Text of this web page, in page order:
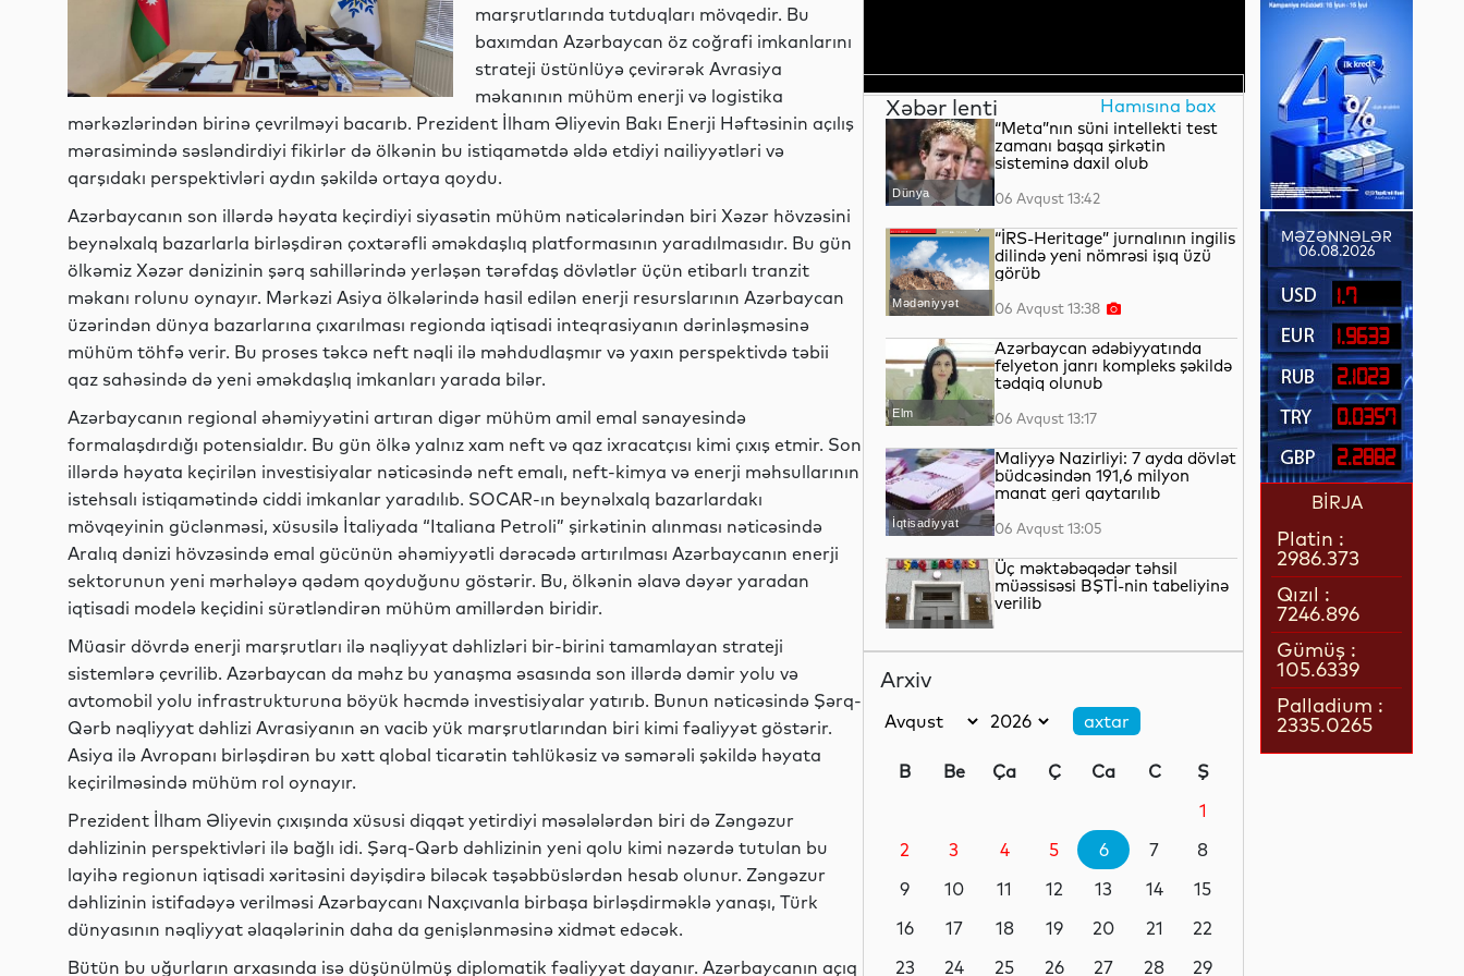
marşrutlarında tutduqları mövqedir. Bu
baxımdan Azərbaycan öz coğrafi imkanlarını
strateji üstünlüyə çevirərək Avrasiya
məkanının mühüm enerji və logistika
mərkəzlərindən birinə çevrilməyi bacarıb. Prezident İlham Əliyevin Bakı Enerji Həftəsinin açılış
mərasimində səsləndirdiyi fikirlər də ölkənin bu istiqamətdə əldə etdiyi nailiyyətləri və
qarşıdakı perspektivləri aydın şəkildə ortaya qoydu.
Azərbaycanın son illərdə həyata keçirdiyi siyasətin mühüm nəticələrindən biri Xəzər hövzəsini
beynəlxalq bazarlarla birləşdirən çoxtərəfli əməkdaşlıq platformasının yaradılmasıdır. Bu gün
ölkəmiz Xəzər dənizinin şərq sahillərində yerləşən tərəfdaş dövlətlər üçün etibarlı tranzit
məkanı rolunu oynayır. Mərkəzi Asiya ölkələrində hasil edilən enerji resurslarının Azərbaycan
üzərindən dünya bazarlarına çıxarılması regionda iqtisadi inteqrasiyanın dərinləşməsinə
mühüm töhfə verir. Bu proses təkcə neft nəqli ilə məhdudlaşmır və yaxın perspektivdə təbii
qaz sahəsində də yeni əməkdaşlıq imkanları yarada bilər.
Azərbaycanın regional əhəmiyyətini artıran digər mühüm amil emal sənayesində
formalaşdırdığı potensialdır. Bu gün ölkə yalnız xam neft və qaz ixracatçısı kimi çıxış etmir. Son
illərdə həyata keçirilən investisiyalar nəticəsində neft emalı, neft-kimya və enerji məhsullarının
istehsalı istiqamətində ciddi imkanlar yaradılıb. SOCAR-ın beynəlxalq bazarlardakı
mövqeyinin güclənməsi, xüsusilə İtaliyada “Italiana Petroli” şirkətinin alınması nəticəsində
Aralıq dənizi hövzəsində emal gücünün əhəmiyyətli dərəcədə artırılması Azərbaycanın enerji
sektorunun yeni mərhələyə qədəm qoyduğunu göstərir. Bu, ölkənin əlavə dəyər yaradan
iqtisadi modelə keçidini sürətləndirən mühüm amillərdən biridir.
Müasir dövrdə enerji marşrutları ilə nəqliyyat dəhlizləri bir-birini tamamlayan strateji
sistemlərə çevrilib. Azərbaycan da məhz bu yanaşma əsasında son illərdə dəmir yolu və
avtomobil yolu infrastrukturuna böyük həcmdə investisiyalar yatırıb. Bunun nəticəsində Şərq-
Qərb nəqliyyat dəhlizi Avrasiyanın ən vacib yük marşrutlarından biri kimi fəaliyyət göstərir.
Asiya ilə Avropanı birləşdirən bu xətt qlobal ticarətin təhlükəsiz və səmərəli şəkildə həyata
keçirilməsində mühüm rol oynayır.
Prezident İlham Əliyevin çıxışında xüsusi diqqət yetirdiyi məsələlərdən biri də Zəngəzur
dəhlizinin perspektivləri ilə bağlı idi. Şərq-Qərb dəhlizinin yeni qolu kimi nəzərdə tutulan bu
layihə regionun iqtisadi xəritəsini dəyişdirə biləcək təşəbbüslərdən hesab olunur. Zəngəzur
dəhlizinin istifadəyə verilməsi Azərbaycanı Naxçıvanla birbaşa birləşdirməklə yanaşı, Türk
dünyasının nəqliyyat əlaqələrinin daha da genişlənməsinə xidmət edəcək.
Bütün bu uğurların arxasında isə düşünülmüş diplomatik fəaliyyət dayanır. Azərbaycanın açıq
Xəbər lenti Hamısına bax
Dünya
“Meta”nın süni intellekti test
zamanı başqa şirkətin
sisteminə daxil olub
06 Avqust 13:42
Mədəniyyət
“İRS-Heritage” jurnalının ingilis
dilində yeni nömrəsi işıq üzü
görüb
06 Avqust 13:38
Elm
Azərbaycan ədəbiyyatında
felyeton janrı kompleks şəkildə
tədqiq olunub
06 Avqust 13:17
İqtisadiyyat
Maliyyə Nazirliyi: 7 ayda dövlət
büdcəsindən 191,6 milyon
manat geri qaytarılıb
06 Avqust 13:05
Elm
Üç məktəbəqədər təhsil
müəssisəsi BŞTİ-nin tabeliyinə
verilib
imkanları təqdim olunub
Gündəm 06 Avqust 11:50
Müsahibə
Qəbələ festivalı: Gənc ifaçıların
06 Avqust 11:32
Arxiv
B Be Ça Ç Ca C
Ş
1
2
3 4 5 6 7
8
9
10 11 12 13 14
15
16
17 18 19 20 21
22
23
24 25 26 27 28
29
MƏZƏNNƏLƏR
06.08.2026
1.7
1.9633
2.1023
0.0357
2.2882
BİRJA
Platin :
2986.373
Qızıl :
7246.896
Gümüş :
105.6339
Palladium :
2335.0265